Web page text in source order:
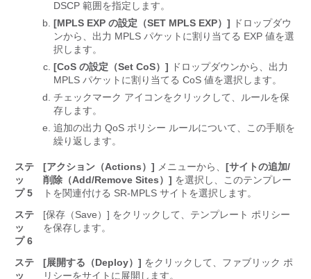
DSCP 範囲を指定します。
[MPLS EXP の設定（SET MPLS EXP）] ドロップダウ
ンから、出力 MPLS パケットに割り当てる EXP 値を選
択します。
[CoS の設定（Set CoS）] ドロップダウンから、出力
MPLS パケットに割り当てる CoS 値を選択します。
チェックマーク アイコンをクリックして、ルールを保
存します。
追加の出力 QoS ポリシー ルールについて、この手順を
繰り返します。
ステ
ッ
プ 5
[アクション（Actions）] メニューから、 [サイトの追加/
削除（Add/Remove Sites）] を選択し、このテンプレー
トを関連付ける SR-MPLS サイトを選択します。
ステ
ッ
プ 6
[保存（Save）] をクリックして、テンプレート ポリシー
を保存します。
ステ
ッ
[展開する（Deploy）] をクリックして、ファブリック ポ
リシーをサイトに展開します。